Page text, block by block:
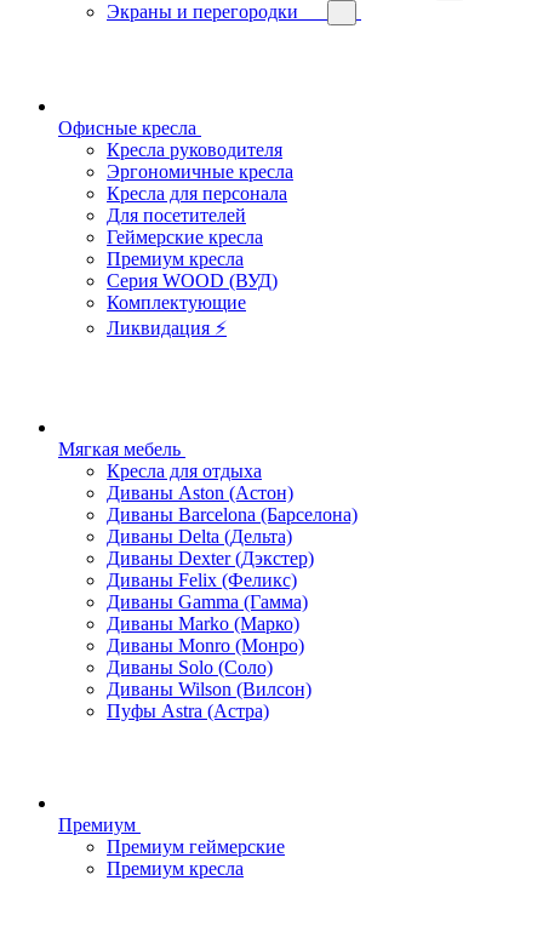
Экраны и перегородки
Офисные кресла
Кресла руководителя
Эргономичные кресла
Кресла для персонала
Для посетителей
Геймерские кресла
Премиум кресла
Серия WOOD (ВУД)
Комплектующие
Ликвидация ⚡
Мягкая мебель
Кресла для отдыха
Диваны Aston (Астон)
Диваны Barcelona (Барселона)
Диваны Delta (Дельта)
Диваны Dexter (Дэкстер)
Диваны Felix (Феликс)
Диваны Gamma (Гамма)
Диваны Marko (Марко)
Диваны Monro (Монро)
Диваны Solo (Соло)
Диваны Wilson (Вилсон)
Пуфы Astra (Астра)
Премиум
Премиум геймерские
Премиум кресла